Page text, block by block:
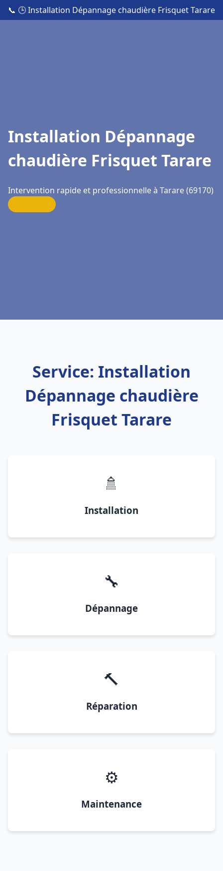
📞 🕒 Installation Dépannage chaudière Frisquet Tarare
Installation Dépannage
chaudière Frisquet Tarare
Intervention rapide et professionnelle à Tarare (69170)
Service: Installation
Dépannage chaudière
Frisquet Tarare
🚿
Installation
🔧
Dépannage
🔨
Réparation
⚙️
Maintenance